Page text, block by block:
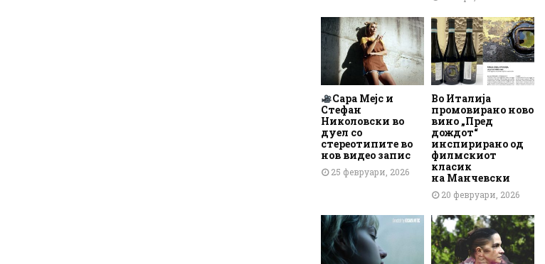
Сара Мејс и
Стефан
Николовски во
дуел со
стереотипите во
нов видео запис
25 февруари, 2026
Во Италија
промовирано ново
вино „Пред
дождот“
инспирирано од
филмскиот
класик
на Манчевски
20 февруари, 2026